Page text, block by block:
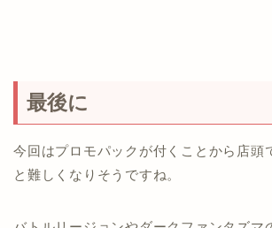
最後に
今回はプロモパックが付くことから店頭
と難しくなりそうですね。